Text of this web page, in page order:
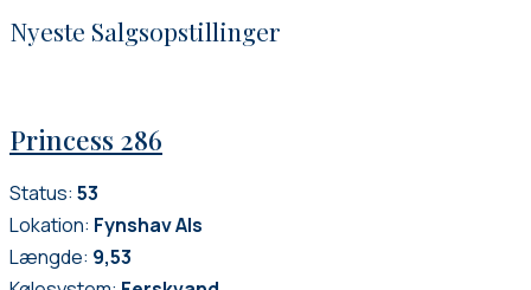
Nyeste Salgsopstillinger
Princess 286
Status: 53
Lokation: Fynshav Als
Længde: 9,53